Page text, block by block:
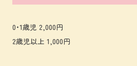
0･1歳児 2,000円
2歳児以上 1,000円